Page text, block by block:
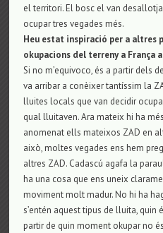
el territori. El bosc el van
ocupar tres vegades més.
Heu estat inspiració per a altres
okupacions del terreny a França
Si no m’equivoco, és a partir dels
va arribar a conèixer tantíssim la
lluites locals que van decidir
qual lluitaven. Ara mateix hi ha
anomenat ells mateixos ZAD en
això, moltes vegades ens hem
altres ZAD. Cadascú agafa la
ha una cosa que ens uneix
moviment molt madur. No hi ha
s’entén aquest tipus de lluita, quin
partir de quin moment okupar no